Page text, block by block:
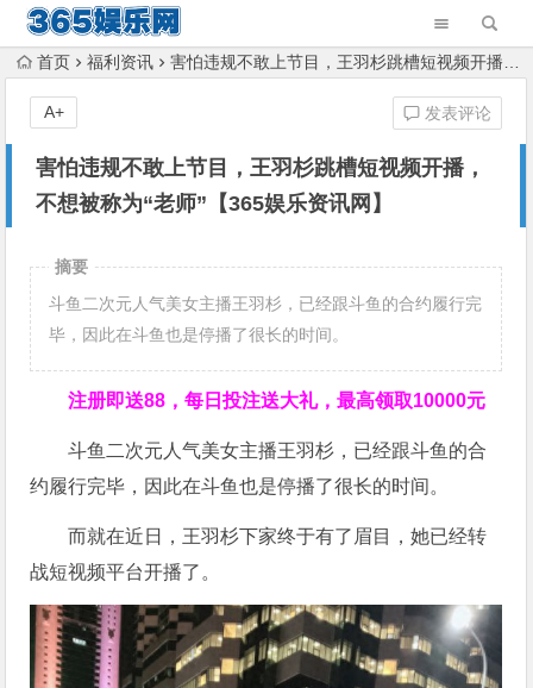
首页 福利资讯 害怕违规不敢上节目，王羽杉跳槽短视频开播，不想被称为“老师”【365娱乐资讯网】
害怕违规不敢上节目，王羽杉跳槽短视频开播，
不想被称为“老师”【365娱乐资讯网】
发表评论
A+
摘要
斗鱼二次元人气美女主播王羽杉，已经跟斗鱼的合约履行完
毕，因此在斗鱼也是停播了很长的时间。
注册即送88，每日投注送大礼，最高领取10000元
斗鱼二次元人气美女主播王羽杉，已经跟斗鱼的合
约履行完毕，因此在斗鱼也是停播了很长的时间。
而就在近日，王羽杉下家终于有了眉目，她已经转
战短视频平台开播了。